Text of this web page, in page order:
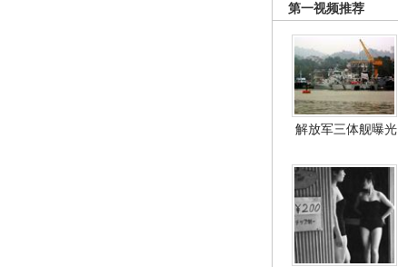
第一视频推荐
解放军三体舰曝光